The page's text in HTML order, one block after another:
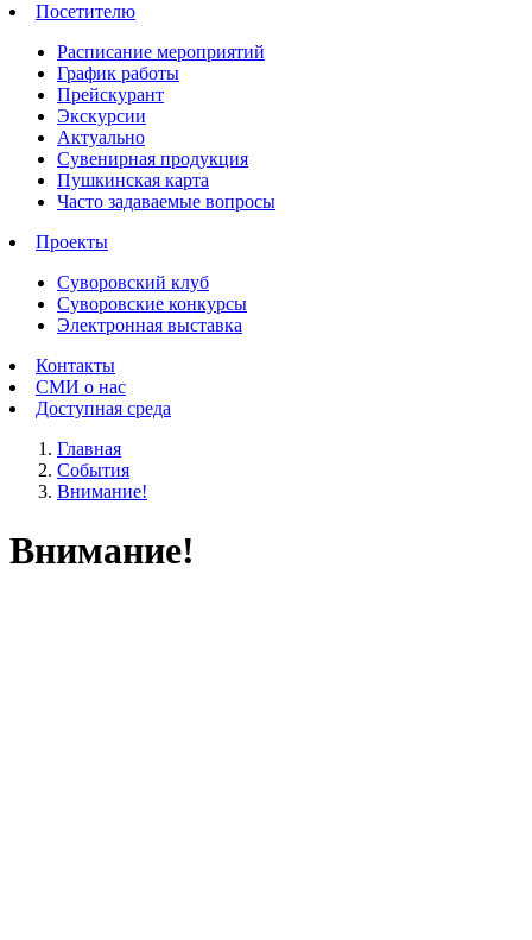
Посетителю
Расписание мероприятий
График работы
Прейскурант
Экскурсии
Актуально
Сувенирная продукция
Пушкинская карта
Часто задаваемые вопросы
Проекты
Суворовский клуб
Суворовские конкурсы
Электронная выставка
Контакты
СМИ о нас
Доступная среда
Главная
События
Внимание!
Внимание!